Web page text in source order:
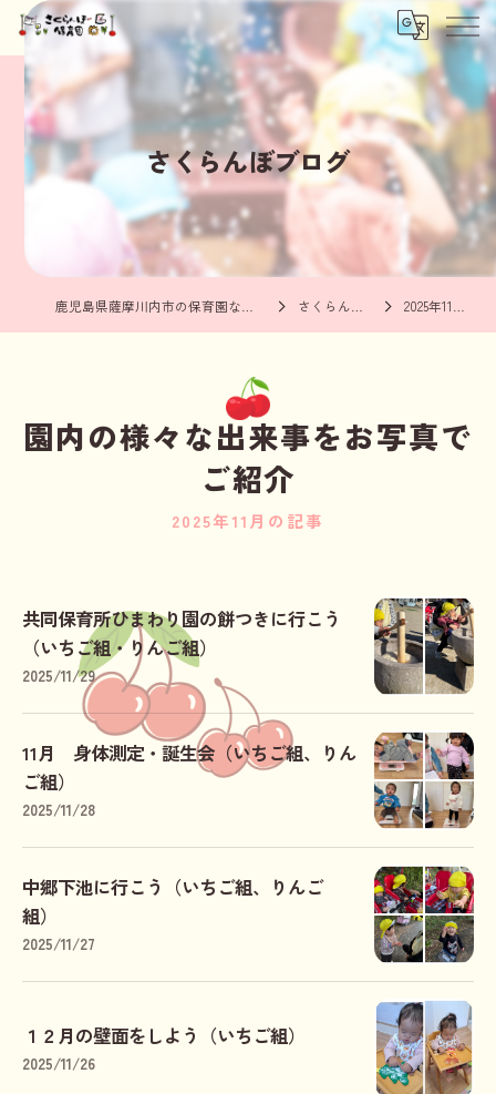
さくらんぼブログ
さくらんぼブログ 2025年11月の記事
園内の様々な出来事をお写真で
ご紹介
2025年11月の記事
共同保育所ひまわり園の餅つきに行こう
（いちご組・りんご組）
2025/11/29
11月 身体測定・誕生会（いちご組、りん
ご組）
2025/11/28
中郷下池に行こう（いちご組、りんご
組）
2025/11/27
１２月の壁面をしよう（いちご組）
2025/11/26